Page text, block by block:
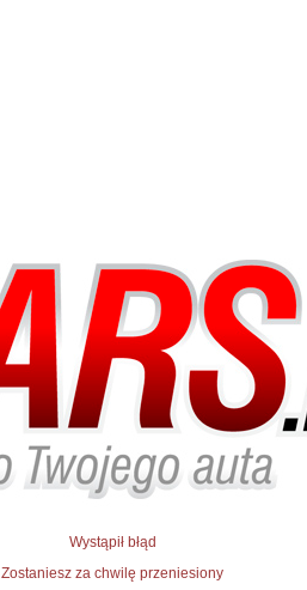
Wystąpił błąd
Zostaniesz za chwilę przeniesiony